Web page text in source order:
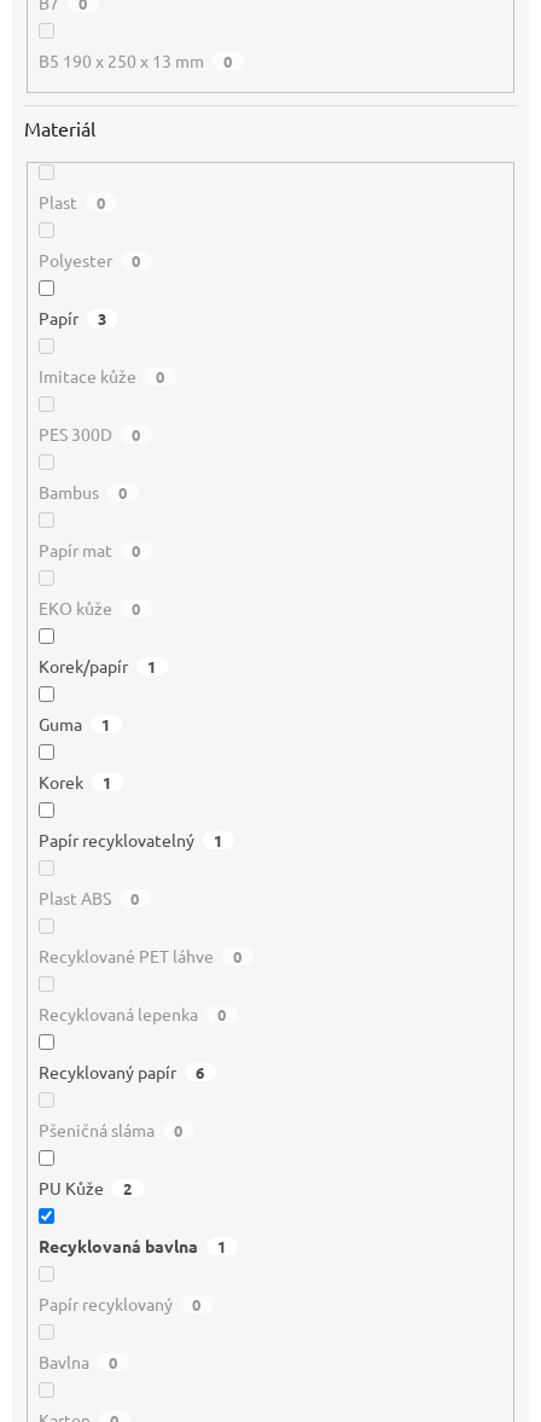
B5 190 x 250 x 13 mm 0
Materiál
Plast 0
Polyester 0
Papír 3
Imitace kůže 0
PES 300D 0
Bambus 0
Papír mat 0
EKO kůže 0
Korek/papír 1
Guma 1
Korek 1
Papír recyklovatelný 1
Plast ABS 0
Recyklované PET láhve 0
Recyklovaná lepenka 0
Recyklovaný papír 6
Pšeničná sláma 0
PU Kůže 2
Recyklovaná bavlna 1
Papír recyklovaný 0
Bavlna 0